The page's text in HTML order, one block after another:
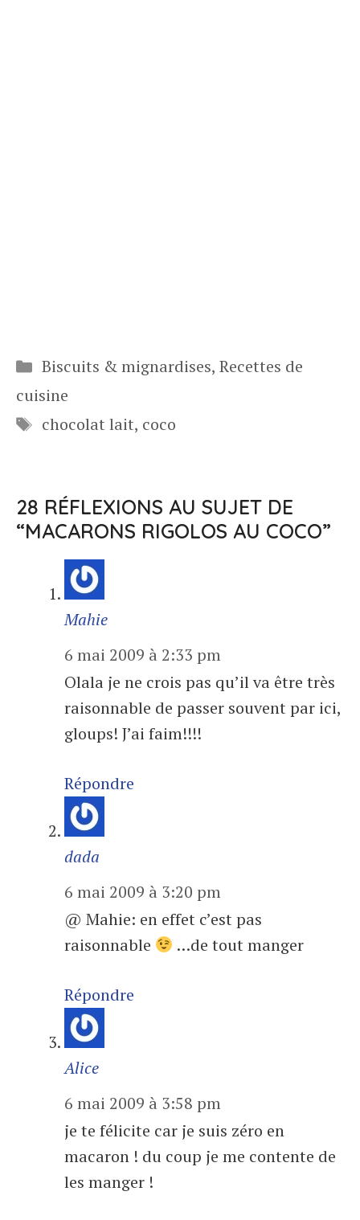
Catégories
Biscuits & mignardises, Recettes de
cuisine
Étiquettes
chocolat lait, coco
28 RÉFLEXIONS AU SUJET DE
“MACARONS RIGOLOS AU COCO”
Mahie
6 mai 2009 à 2:33 pm
Olala je ne crois pas qu’il va être très
raisonnable de passer souvent par ici,
gloups! J’ai faim!!!!
Répondre
dada
6 mai 2009 à 3:20 pm
@ Mahie: en effet c’est pas
raisonnable
…de tout manger
Répondre
Alice
6 mai 2009 à 3:58 pm
je te félicite car je suis zéro en
macaron ! du coup je me contente de
les manger !